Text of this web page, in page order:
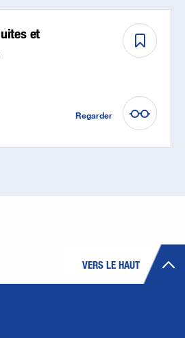
et
Regarder
VERS LE HAUT